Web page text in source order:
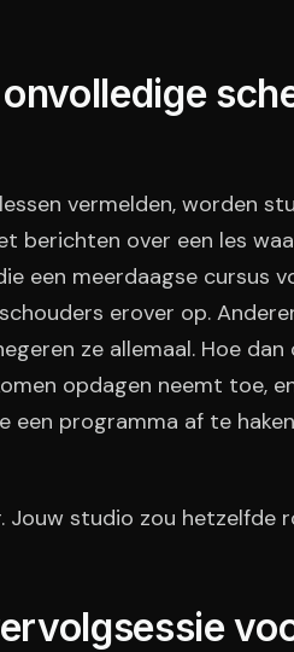
vermelden, worden
berichten over een les
een meerdaagse cursus
erover op.
ze allemaal. Hoe
opdagen neemt toe,
een programma af te
Jouw studio zou hetzelfde